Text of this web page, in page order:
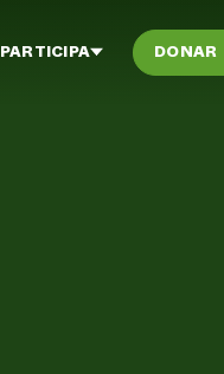
PARTICIPA DONAR